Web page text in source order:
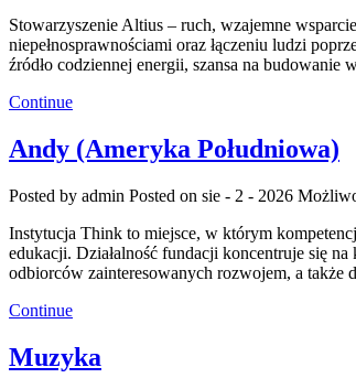
Stowarzyszenie Altius – ruch, wzajemne
niepełnosprawnościami oraz łączeniu ludzi
źródło codziennej energii, szansa na
Continue
Andy (Ameryka Południowa)
Posted by admin Posted on sie - 2 - 2026
Instytucja Think to miejsce, w którym
edukacji. Działalność fundacji koncentruje się
odbiorców zainteresowanych rozwojem, a
Continue
Muzyka